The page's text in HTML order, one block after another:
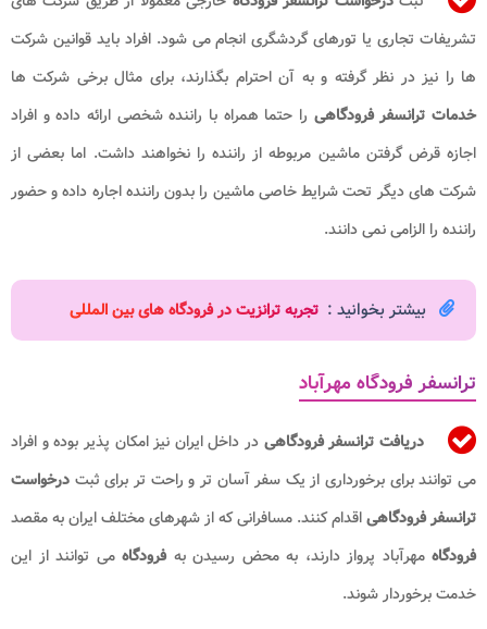
تشریفات تجاری یا تورهای گردشگری انجام می شود. افراد باید قوانین شرکت
ها را نیز در نظر گرفته و به آن احترام بگذارند، برای مثال برخی شرکت ها
خدمات ترانسفر فرودگاهی را حتما همراه با راننده شخصی ارائه داده و افراد
اجازه قرض گرفتن ماشین مربوطه از راننده را نخواهند داشت. اما بعضی از
شرکت های دیگر تحت شرایط خاصی ماشین را بدون راننده اجاره داده و حضور
راننده را الزامی نمی دانند.
بیشتر بخوانید : تجربه ترانزیت در فرودگاه های بین المللی
ترانسفر فرودگاه مهرآباد
دریافت ترانسفر فرودگاهی در داخل ایران نیز امکان پذیر بوده و افراد
می توانند برای برخورداری از یک سفر آسان تر و راحت تر برای ثبت درخواست
ترانسفر فرودگاهیاقدام کنند. مسافرانی که از شهرهای مختلف ایران به مقصد
فرودگاه مهرآباد پرواز دارند، به محض رسیدن بهفرودگاه می توانند از این
خدمت برخوردار شوند.